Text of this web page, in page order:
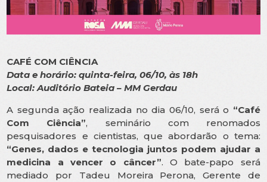
CAFÉ COM CIÊNCIA
Data e horário: quinta-feira, 06/10, às 18h
Local: Auditório Bateia – MM Gerdau
A segunda ação realizada no dia 06/10, será o “Café
Com Ciência”, seminário com renomados
pesquisadores e cientistas, que abordarão o tema:
“Genes, dados e tecnologia juntos podem ajudar a
medicina a vencer o câncer”. O bate-papo será
mediado por Tadeu Moreira Perona, Gerente de